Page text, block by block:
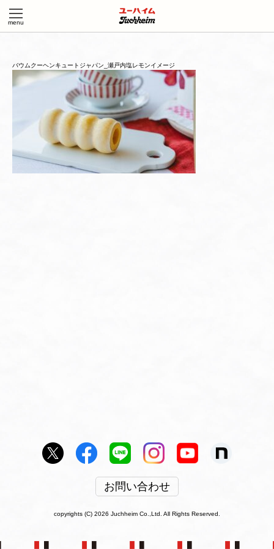
バウムクーヘンキュートジャパン_瀬戸内塩レモンイメージ
お問い合わせ
copyrights (C) 2026 Juchheim Co.,Ltd. All Rights Reserved.